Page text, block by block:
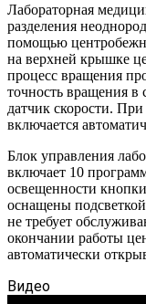
Лабораторная
разделения
помощью
на верхней крышке
процесс вращения
точность вращения в
датчик скорости.
включается
Блок управления
включает 10
освещенности
оснащены
не требует
окончании работы
автоматически
Видео